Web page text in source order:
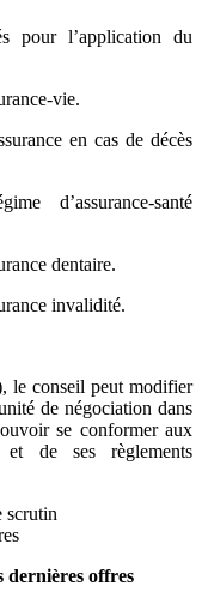
pour l’application du
vie.
en cas de décès
d’assurance-santé
dentaire.
invalidité.
le conseil peut modifier
de négociation dans
se conformer aux
et de ses règlements
scrutin
dernières offres